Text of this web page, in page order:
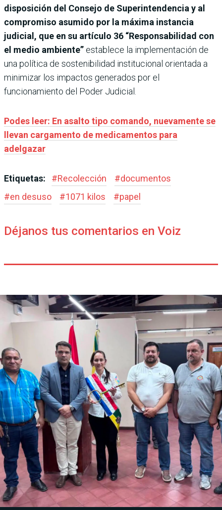
disposición del Consejo de Superintendencia y al
compromiso asumido por la máxima instancia
judicial, que en su artículo 36 “Responsabilidad con
el medio ambiente” establece la implementación de
una política de sostenibilidad institucional orientada a
minimizar los impactos generados por el
funcionamiento del Poder Judicial.
Podes leer: En asalto tipo comando, nuevamente se
llevan cargamento de medicamentos para
adelgazar
Etiquetas: #Recolección #documentos
#en desuso #1071 kilos #papel
Déjanos tus comentarios en Voiz